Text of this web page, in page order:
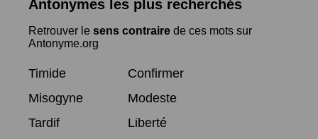
Antonymes les plus recherchés
Retrouver le sens contraire de ces mots sur
Antonyme.org
Timide
Confirmer
Misogyne
Modeste
Tardif
Liberté